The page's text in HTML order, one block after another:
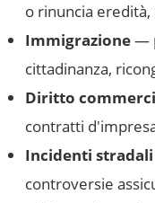
o rinuncia
Immigrazione—
cittadinanza,
Diritto
contratti
Incidenti stradali
controversie